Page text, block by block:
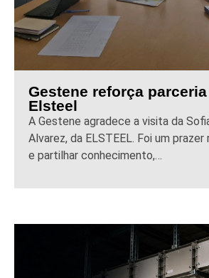
Gestene reforça
Elsteel
A Gestene agradece a visita da
Alvarez, da ELSTEEL. Foi um
e partilhar conhecimento,…